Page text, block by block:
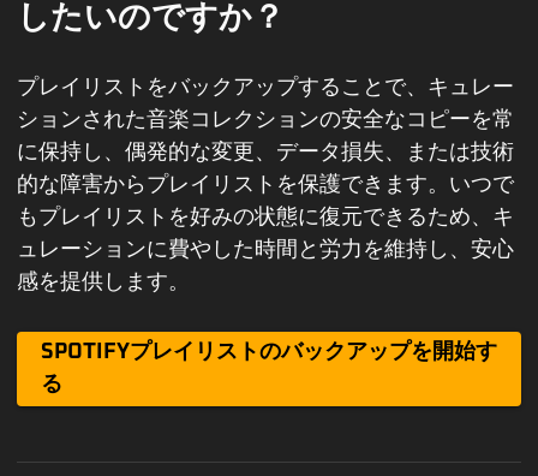
したいのですか？
プレイリストをバックアップすることで、キュレー
ションされた音楽コレクションの安全なコピーを常
に保持し、偶発的な変更、データ損失、または技術
的な障害からプレイリストを保護できます。いつで
もプレイリストを好みの状態に復元できるため、キ
ュレーションに費やした時間と労力を維持し、安心
感を提供します。
SPOTIFYプレイリストのバックアップを開始す
る